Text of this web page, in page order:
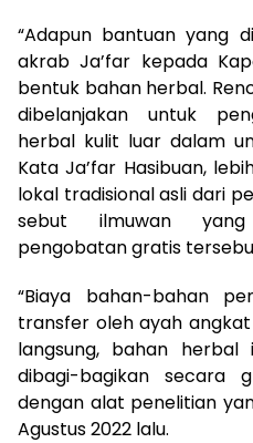
“Adapun bantuan yang
akrab Ja’far kepada
bentuk bahan herbal.
dibelanjakan untuk
herbal kulit luar dalam
Kata Ja’far Hasibuan,
lokal tradisional asli dari
sebut ilmuwan
pengobatan gratis
“Biaya bahan-bahan
transfer oleh ayah
langsung, bahan
dibagi-bagikan secara
dengan alat penelitian
Agustus 2022 lalu.